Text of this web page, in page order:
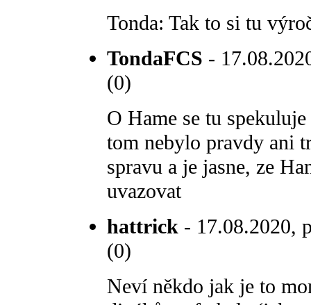
Tonda: Tak to si tu
TondaFCS -
(0)
O Hame se tu
tom nebylo pravdy ani
spravu a je jasne, ze
uvazovat
hattrick - 17.08.2020,
(0)
Neví někdo jak je to